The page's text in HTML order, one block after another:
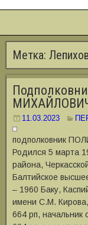
Метка:
11.03.2023
подполковник
Родился 5 марта
района,
Балтийское
‒ 1960 Баку,
имени С.М.
664 рп,